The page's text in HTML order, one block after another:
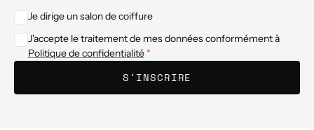
Je dirige un salon de coiffure
J'accepte le traitement de mes données conformément à
Politique de confidentialité
S'INSCRIRE